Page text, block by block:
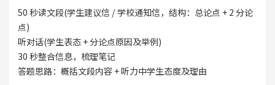
50 秒读文段(学生建议信 / 学校通知信，结构：总论点 + 2 分论
点)
听对话(学生表态 + 分论点原因及举例)
30 秒整合信息，梳理笔记
答题思路：概括文段内容 + 听力中学生态度及理由